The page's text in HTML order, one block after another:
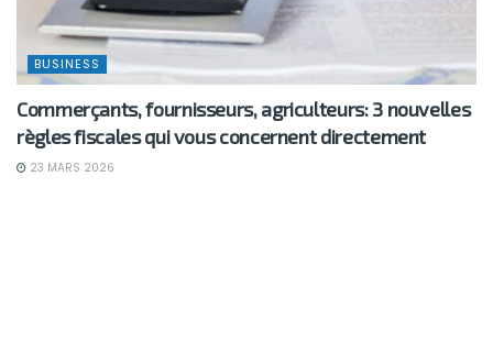
BUSINESS
Commerçants, fournisseurs, agriculteurs: 3 nouvelles
règles fiscales qui vous concernent directement
23 MARS 2026